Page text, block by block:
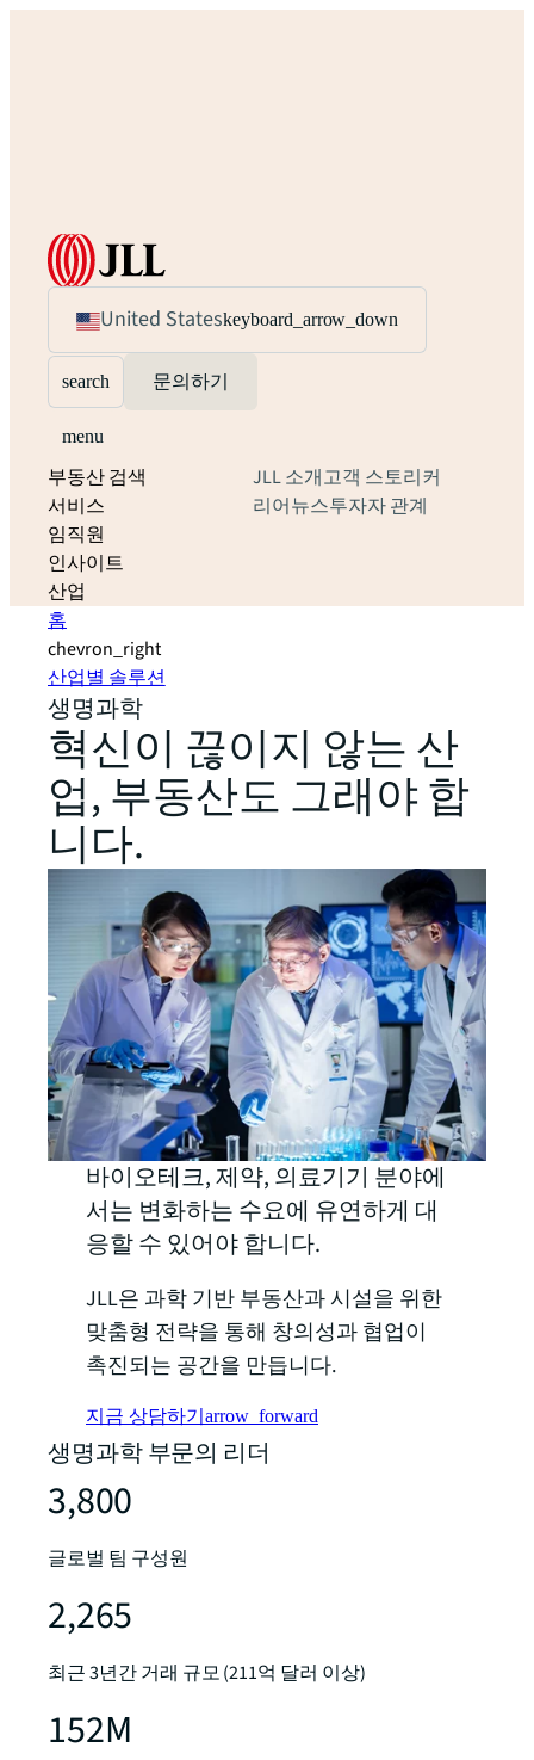
United Stateskeyboard_arrow_down
search 문의하기
menu
부동산 검색
서비스
임직원
인사이트
산업
JLL 소개고객 스토리커
리어뉴스투자자 관계
홈
chevron_right
산업별 솔루션
생명과학
혁신이 끊이지 않는 산
업, 부동산도 그래야 합
니다.
바이오테크, 제약, 의료기기 분야에
서는 변화하는 수요에 유연하게 대
응할 수 있어야 합니다.
JLL은 과학 기반 부동산과 시설을 위한
맞춤형 전략을 통해 창의성과 협업이
촉진되는 공간을 만듭니다.
지금 상담하기 arrow_forward
생명과학 부문의 리더
3,800
글로벌 팀 구성원
2,265
최근 3년간 거래 규모 (211억 달러 이상)
152M